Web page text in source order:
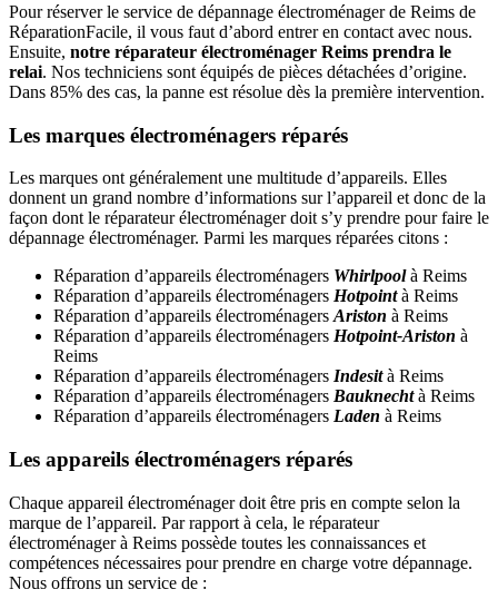
Pour réserver le service de dépannage électroménager de Reims de
RéparationFacile, il vous faut d’abord entrer en contact avec nous.
Ensuite, notre réparateur électroménager Reims prendra le
relai. Nos techniciens sont équipés de pièces détachées d’origine.
Dans 85% des cas, la panne est résolue dès la première intervention.
Les marques électroménagers réparés
Les marques ont généralement une multitude d’appareils. Elles
donnent un grand nombre d’informations sur l’appareil et donc de la
façon dont le réparateur électroménager doit s’y prendre pour faire le
dépannage électroménager. Parmi les marques réparées citons :
Réparation d’appareils électroménagers Whirlpoolà Reims
Réparation d’appareils électroménagers Hotpointà Reims
Réparation d’appareils électroménagers Ariston à Reims
Réparation d’appareils électroménagers Hotpoint-Ariston à
Reims
Réparation d’appareils électroménagers Indesità Reims
Réparation d’appareils électroménagers Bauknechtà Reims
Réparation d’appareils électroménagers Laden à Reims
Les appareils électroménagers réparés
Chaque appareil électroménager doit être pris en compte selon la
marque de l’appareil. Par rapport à cela, le réparateur
électroménager à Reims possède toutes les connaissances et
compétences nécessaires pour prendre en charge votre dépannage.
Nous offrons un service de :